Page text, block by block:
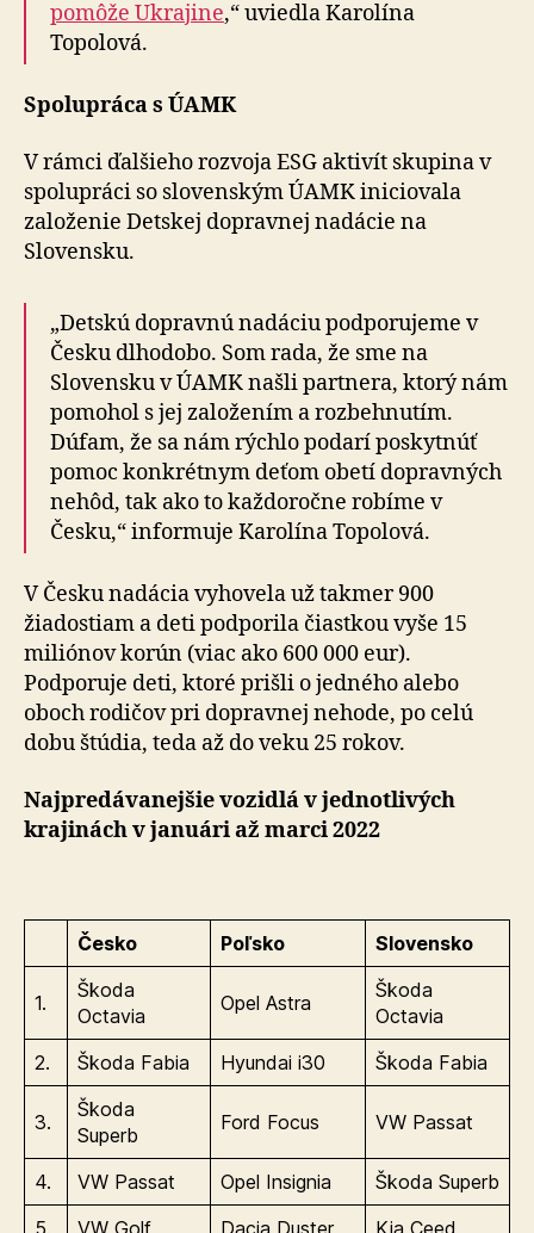
pomôže Ukrajine,“ uviedla Karolína
Topolová.
Spolupráca s ÚAMK
V rámci ďalšieho rozvoja ESG aktivít skupina v
spolupráci so slovenským ÚAMK iniciovala
založenie Detskej dopravnej nadácie na
Slovensku.
„Detskú dopravnú nadáciu podporujeme v
Česku dlhodobo. Som rada, že sme na
Slovensku v ÚAMK našli partnera, ktorý nám
pomohol s jej založením a rozbehnutím.
Dúfam, že sa nám rýchlo podarí poskytnúť
pomoc konkrétnym deťom obetí dopravných
nehôd, tak ako to každoročne robíme v
Česku,“ informuje Karolína Topolová.
V Česku nadácia vyhovela už takmer 900
žiadostiam a deti podporila čiastkou vyše 15
miliónov korún (viac ako 600 000 eur).
Podporuje deti, ktoré prišli o jedného alebo
oboch rodičov pri dopravnej nehode, po celú
dobu štúdia, teda až do veku 25 rokov.
Najpredávanejšie vozidlá v jednotlivých
krajinách v januári až marci 2022
Česko Poľsko Slovensko
1.
Škoda
Octavia
Opel Astra
Škoda
Octavia
2.
Škoda Fabia Hyundai i30 Škoda Fabia
3.
Škoda
Superb
Ford Focus VW Passat
4. VW Passat Opel Insignia
Škoda Superb
5.
VW Golf Dacia Duster
Kia Ceed